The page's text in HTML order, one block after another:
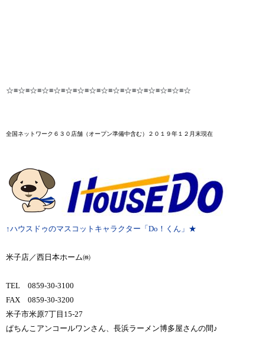
☆≡☆≡☆≡☆≡☆≡☆≡☆≡☆≡☆≡☆≡☆≡☆≡☆≡☆≡☆≡☆
全国ネットワーク６３０店舗 （オープン準備中含む）２０１９年１２月末現在
↑ハウスドゥのマスコットキャラクター「Do！くん」★
米子店／西日本ホーム㈱
TEL 0859-30-3100
FAX 0859-30-3200
米子市米原7丁目15-27
ぱちんこアンコールワンさん、長浜ラーメン博多屋さんの間♪